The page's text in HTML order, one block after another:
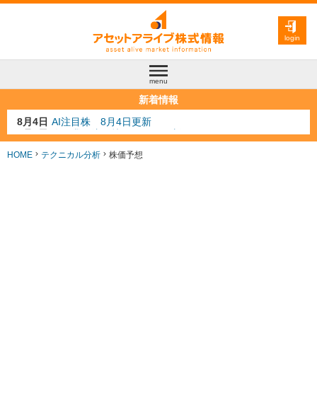
login
menu
新着情報
8月3日 人気業種注目株 8月3日更新
8月2日 金融注目株 8月2日更新
7月29日 日経225シグナル点灯
HOME テクニカル分析 株価予想